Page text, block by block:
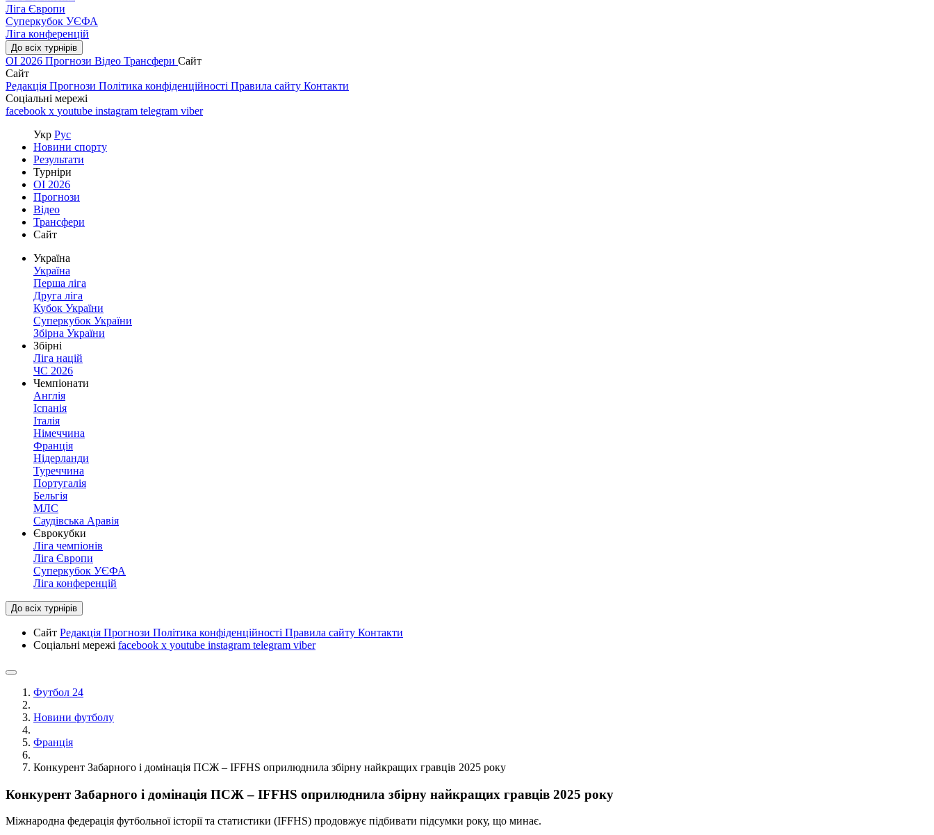
Ліга Європи
Суперкубок УЄФА
Ліга конференцій
До всіх турнірів
ОІ 2026 Прогнози Відео Трансфери Сайт
Сайт
Редакція Прогнози Політика конфіденційності Правила сайту Контакти
Соціальні мережі
facebook x youtube instagram telegram viber
Укр Рус
Новини спорту
Результати
Турніри
ОІ 2026
Прогнози
Відео
Трансфери
Сайт
Україна
Україна
Перша ліга
Друга ліга
Кубок України
Суперкубок України
Збірна України
Збірні
Ліга націй
ЧС 2026
Чемпіонати
Англія
Іспанія
Італія
Німеччина
Франція
Нідерланди
Туреччина
Португалія
Бельгія
МЛС
Саудівська Аравія
Єврокубки
Ліга чемпіонів
Ліга Європи
Суперкубок УЄФА
Ліга конференцій
До всіх турнірів
Сайт Редакція Прогнози Політика конфіденційності Правила сайту Контакти
Соціальні мережі facebook x youtube instagram telegram viber
Футбол 24
Новини футболу
Франція
Конкурент Забарного і домінація ПСЖ – IFFHS оприлюднила збірну найкращих гравців 2025 року
Конкурент Забарного і домінація ПСЖ – IFFHS оприлюднила збірну найкращих гравців 2025 року
Міжнародна федерація футбольної історії та статистики (IFFHS) продовжує підбивати підсумки року, що минає.